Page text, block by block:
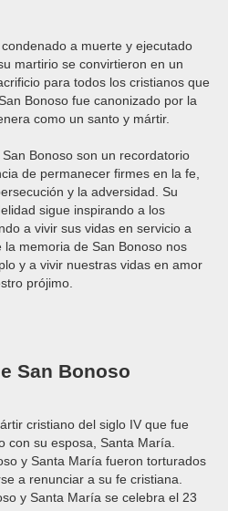
a muerte y ejecutado
martirio se convirtieron en un
para todos los cristianos que
Bonoso fue canonizado por la
como un santo y mártir.
Bonoso son un recordatorio
de permanecer firmes en la fe,
y la adversidad. Su
sigue inspirando a los
a vivir sus vidas en servicio a
la memoria de San Bonoso nos
y a vivir nuestras vidas en amor
prójimo.
San Bonoso
cristiano del siglo IV que fue
con su esposa, Santa María.
y Santa María fueron torturados
a renunciar a su fe cristiana.
y Santa María se celebra el 23